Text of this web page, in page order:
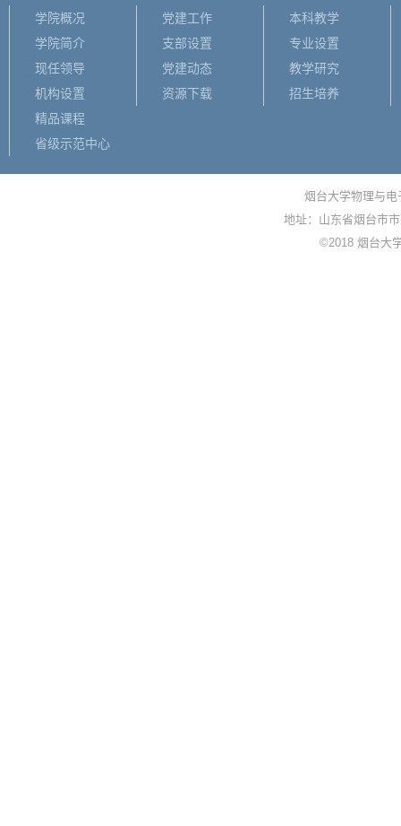
学院概况 党建工作
本科教学
学院简介
支部设置
专业设置
现任领导
党建动态
教学研究
机构设置
资源下载
招生培养
精品课程
省级示范中心
烟台大学物理与
地址：山东省烟台市
©2018 烟台大